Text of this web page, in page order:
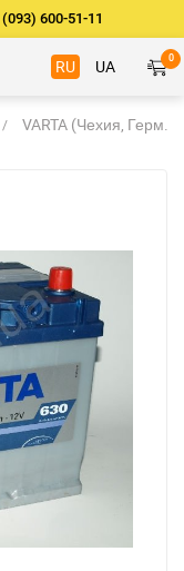
(093) 600-51-11
RU UA 0
VARTA (Чехия, Герм.)